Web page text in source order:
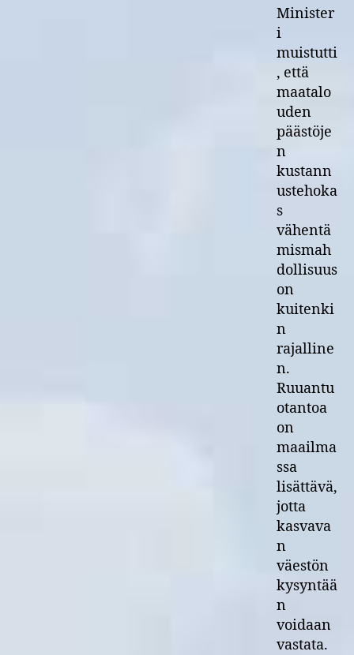
Minister
i
muistutti
, että
maatalo
uden
päästöje
n
kustann
ustehoka
s
vähentä
mismah
dollisuus
on
kuitenki
n
rajalline
n.
Ruuantu
otantoa
on
maailma
ssa
lisättävä,
jotta
kasvava
n
väestön
kysyntää
n
voidaan
vastata.